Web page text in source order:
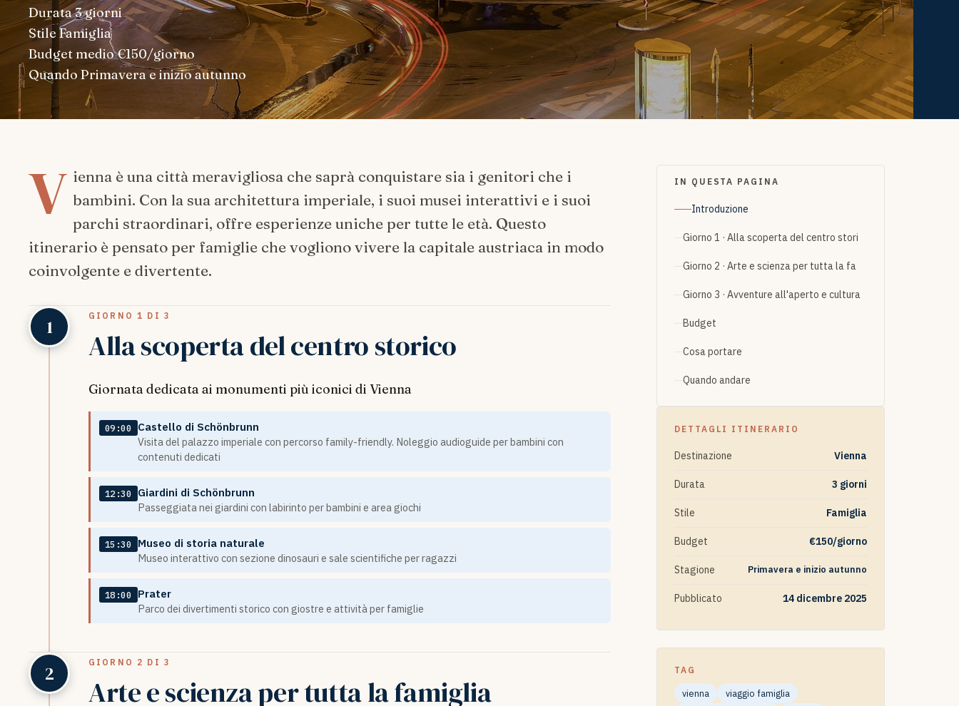
Durata3 giorni
Stile Famiglia
Budget medio€150/giorno
Quando Primavera e inizio autunno
V ienna è una città meravigliosa che saprà conquistare sia i genitori che i
bambini. Con la sua architettura imperiale, i suoi musei interattivi e i suoi
parchi straordinari, offre esperienze uniche per tutte le età. Questo
itinerario è pensato per famiglie che vogliono vivere la capitale austriaca in modo
coinvolgente e divertente.
1 GIORNO 1 DI 3
Alla scoperta del centro storico
Giornata dedicata ai monumenti più iconici di Vienna
09:00 Castello di Schönbrunn
Visita del palazzo imperiale con percorso family-friendly. Noleggio audioguide per bambini con
contenuti dedicati
12:30 Giardini di Schönbrunn
Passeggiata nei giardini con labirinto per bambini e area giochi
15:30 Museo di storia naturale
Museo interattivo con sezione dinosauri e sale scientifiche per ragazzi
18:00 Prater
Parco dei divertimenti storico con giostre e attività per famiglie
2 GIORNO 2 DI 3
Arte e scienza per tutta la famiglia
IN QUESTA PAGINA
Introduzione
Giorno 1 · Alla scoperta del centro stori
Giorno 2 · Arte e scienza per tutta la fa
Giorno 3 · Avventure all'aperto e cultura
Budget
Cosa portare
Quando andare
DETTAGLI ITINERARIO
Destinazione Vienna
Durata 3 giorni
Stile Famiglia
Budget €150/giorno
Stagione Primavera e inizio autunno
Pubblicato 14 dicembre 2025
TAG
vienna viaggio famiglia